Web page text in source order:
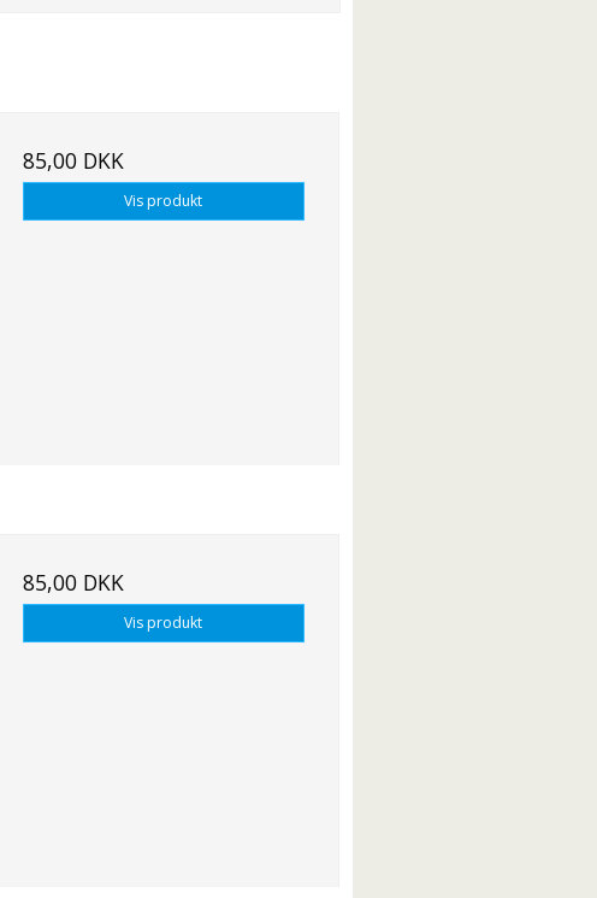
85,00 DKK
Vis produkt
85,00 DKK
Vis produkt